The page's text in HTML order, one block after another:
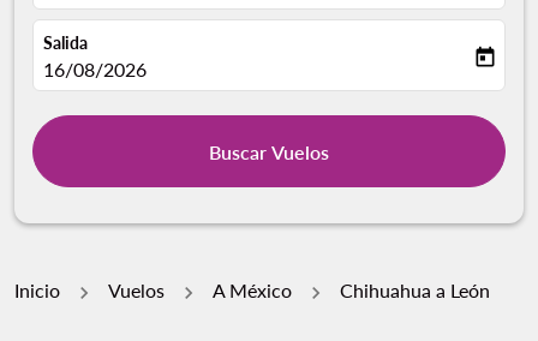
Salida
fc-booking-departure-date-aria-label
16/08/2026 today
Buscar Vuelos
Inicio Vuelos A México Chihuahua a León